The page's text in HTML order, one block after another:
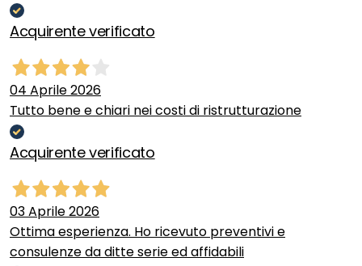
Acquirente verificato
04 Aprile 2026
Tutto bene e chiari nei costi di ristrutturazione
Acquirente verificato
03 Aprile 2026
Ottima esperienza. Ho ricevuto preventivi e
consulenze da ditte serie ed affidabili